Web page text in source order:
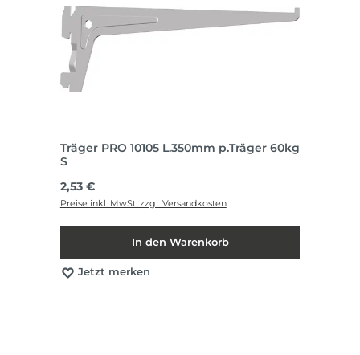
Träger PRO 10105 L.350mm p.Träger 60kg
S
Regulärer Preis:
2,53 €
Preise inkl. MwSt. zzgl. Versandkosten
In den Warenkorb
Jetzt merken